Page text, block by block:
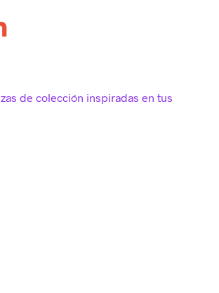
de colección inspiradas en tus